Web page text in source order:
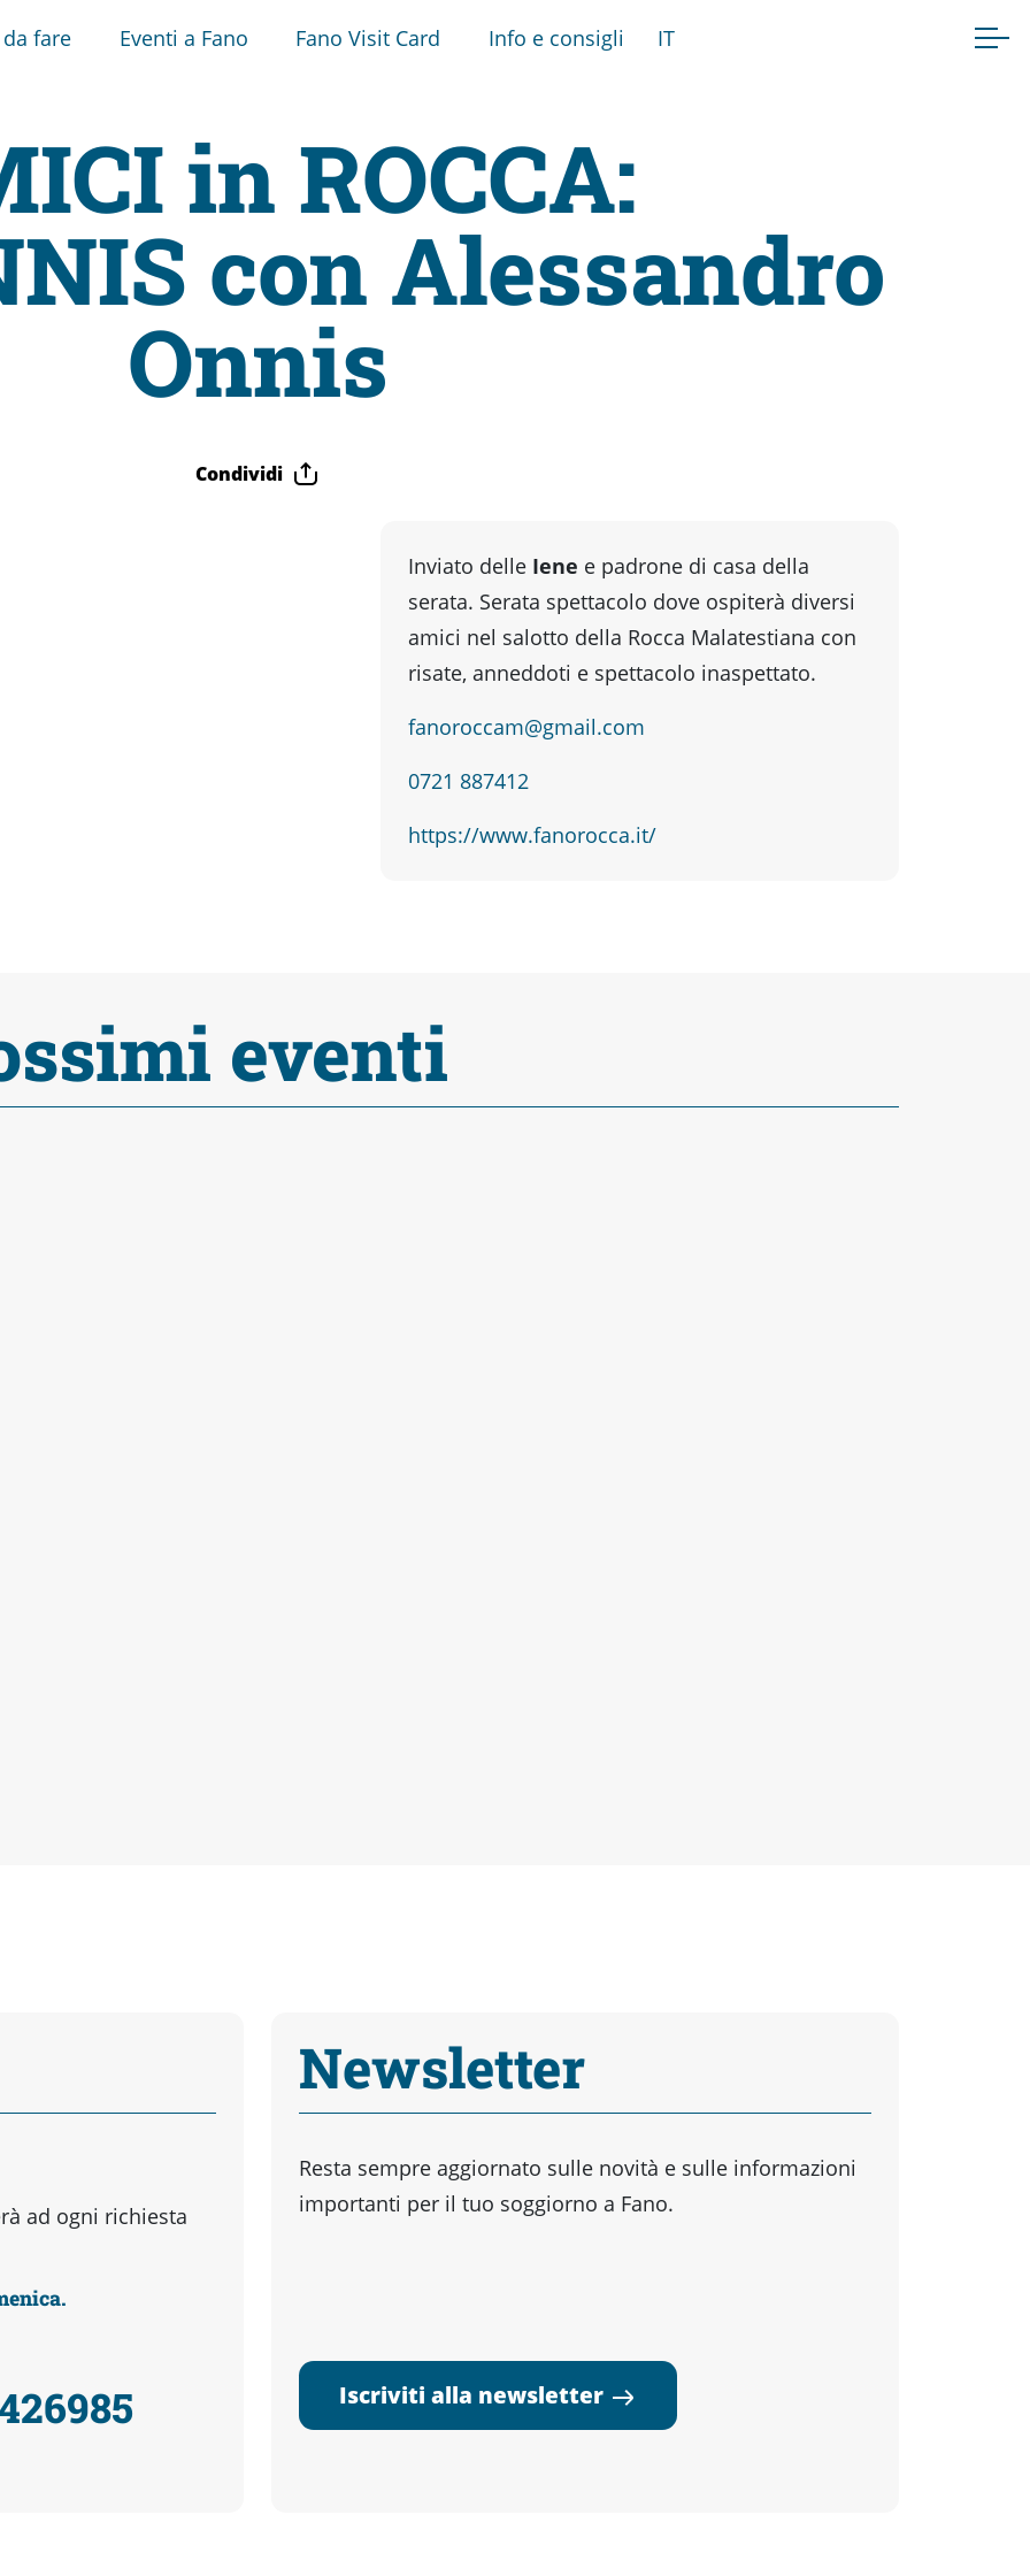
da fare Eventi a Fano Fano Visit Card Info e consigli IT
in ROCCA:
con Alessandro
Onnis
Condividi
Inviato delle Iene e padrone di casa della
serata. Serata spettacolo dove ospiterà diversi
amici nel salotto della Rocca Malatestiana con
risate, anneddoti e spettacolo inaspettato.
fanoroccam@gmail.com
0721 887412
https://www.fanorocca.it/
eventi
ad ogni richiesta
Newsletter
Resta sempre aggiornato sulle novità e sulle informazioni
importanti per il tuo soggiorno a Fano.
Iscriviti alla newsletter